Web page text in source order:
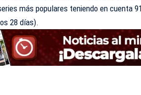
más populares teniendo en cuenta
28 días).